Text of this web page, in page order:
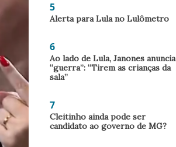
5
Alerta para Lula no Lulômetro
6
Ao lado de Lula, Janones anuncia
“guerra”: “Tirem as crianças da
sala”
7
Cleitinho ainda pode ser
candidato ao governo de MG?